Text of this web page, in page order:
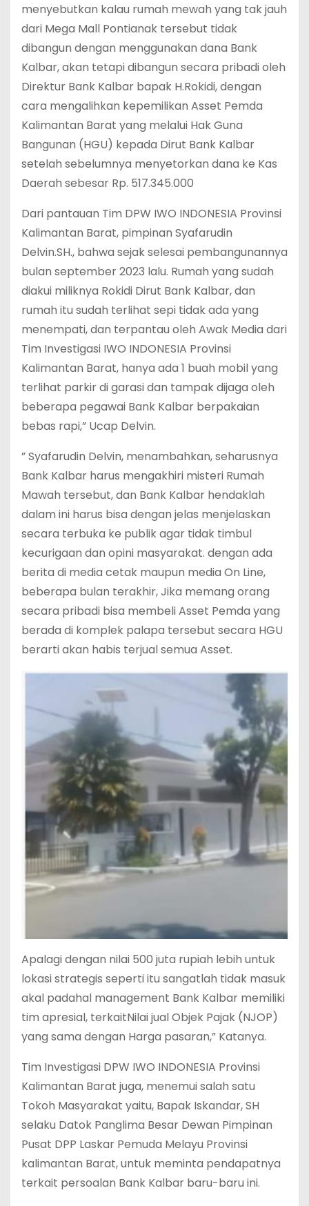
menyebutkan kalau rumah mewah yang tak jauh
dari Mega Mall Pontianak tersebut tidak
dibangun dengan menggunakan dana Bank
Kalbar, akan tetapi dibangun secara pribadi oleh
Direktur Bank Kalbar bapak H.Rokidi, dengan
cara mengalihkan kepemilikan Asset Pemda
Kalimantan Barat yang melalui Hak Guna
Bangunan (HGU) kepada Dirut Bank Kalbar
setelah sebelumnya menyetorkan dana ke Kas
Daerah sebesar Rp. 517.345.000
Dari pantauan Tim DPW IWO INDONESIA Provinsi
Kalimantan Barat, pimpinan Syafarudin
Delvin.SH., bahwa sejak selesai pembangunannya
bulan september 2023 lalu. Rumah yang sudah
diakui miliknya Rokidi Dirut Bank Kalbar, dan
rumah itu sudah terlihat sepi tidak ada yang
menempati, dan terpantau oleh Awak Media dari
Tim Investigasi IWO INDONESIA Provinsi
Kalimantan Barat, hanya ada 1 buah mobil yang
terlihat parkir di garasi dan tampak dijaga oleh
beberapa pegawai Bank Kalbar berpakaian
bebas rapi,” Ucap Delvin.
” Syafarudin Delvin, menambahkan, seharusnya
Bank Kalbar harus mengakhiri misteri Rumah
Mawah tersebut, dan Bank Kalbar hendaklah
dalam ini harus bisa dengan jelas menjelaskan
secara terbuka ke publik agar tidak timbul
kecurigaan dan opini masyarakat. dengan ada
berita di media cetak maupun media On Line,
beberapa bulan terakhir, Jika memang orang
secara pribadi bisa membeli Asset Pemda yang
berada di komplek palapa tersebut secara HGU
berarti akan habis terjual semua Asset.
Apalagi dengan nilai 500 juta rupiah lebih untuk
lokasi strategis seperti itu sangatlah tidak masuk
akal padahal management Bank Kalbar memiliki
tim apresial, terkaitNilai jual Objek Pajak (NJOP)
yang sama dengan Harga pasaran,” Katanya.
Tim Investigasi DPW IWO INDONESIA Provinsi
Kalimantan Barat juga, menemui salah satu
Tokoh Masyarakat yaitu, Bapak Iskandar, SH
selaku Datok Panglima Besar Dewan Pimpinan
Pusat DPP Laskar Pemuda Melayu Provinsi
kalimantan Barat, untuk meminta pendapatnya
terkait persoalan Bank Kalbar baru-baru ini.